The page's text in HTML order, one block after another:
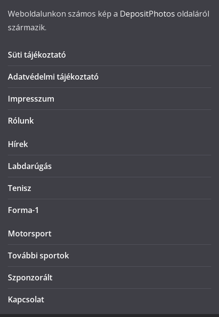
Weboldalunkon számos kép a DepositPhotos oldaláról
származik.
Süti tájékoztató
Adatvédelmi tájékoztató
Impresszum
Rólunk
Hírek
Labdarúgás
Tenisz
Forma-1
Motorsport
További sportok
Szponzorált
Kapcsolat